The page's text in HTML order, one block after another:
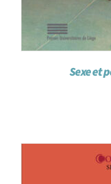
Sexe et